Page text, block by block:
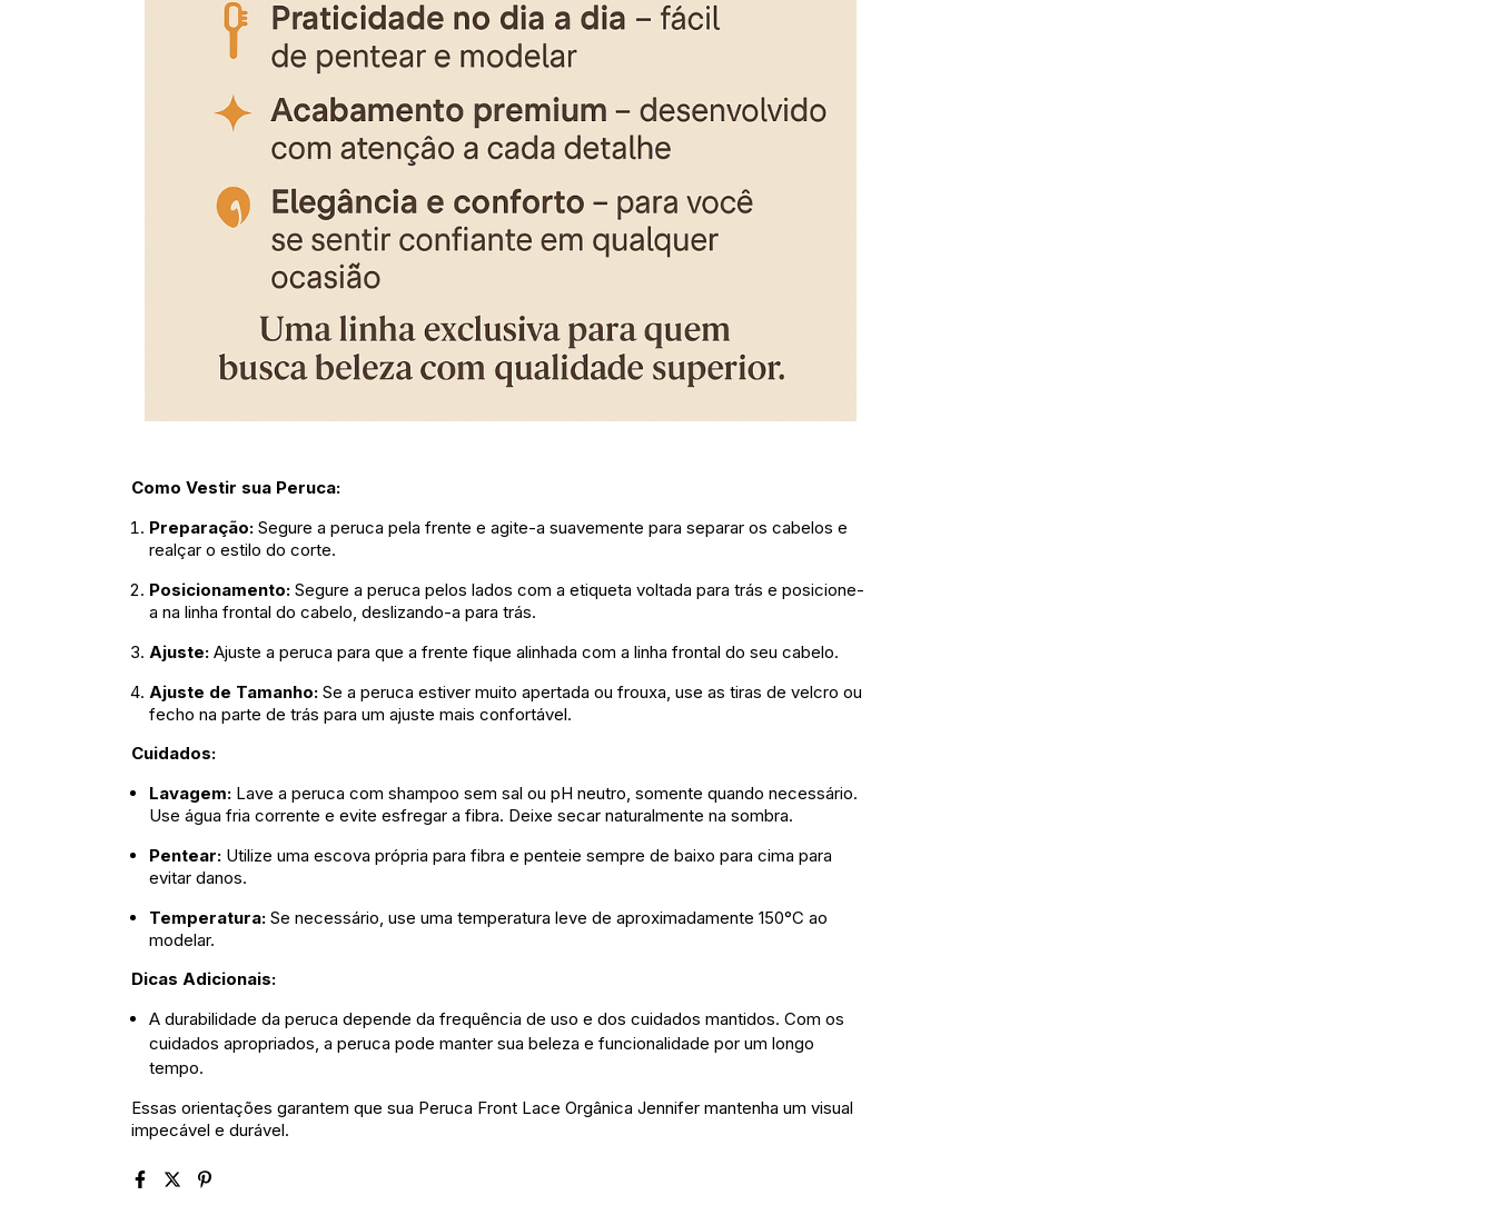
Como Vestir sua Peruca:
Preparação: Segure a peruca pela frente e agite-a suavemente para separar os cabelos e
realçar o estilo do corte.
Posicionamento: Segure a peruca pelos lados com a etiqueta voltada para trás e posicione-
a na linha frontal do cabelo, deslizando-a para trás.
Ajuste: Ajuste a peruca para que a frente fique alinhada com a linha frontal do seu cabelo.
Ajuste de Tamanho: Se a peruca estiver muito apertada ou frouxa, use as tiras de velcro ou
fecho na parte de trás para um ajuste mais confortável.
Cuidados:
Lavagem: Lave a peruca com shampoo sem sal ou pH neutro, somente quando necessário.
Use água fria corrente e evite esfregar a fibra. Deixe secar naturalmente na sombra.
Pentear: Utilize uma escova própria para fibra e penteie sempre de baixo para cima para
evitar danos.
Temperatura: Se necessário, use uma temperatura leve de aproximadamente 150°C ao
modelar.
Dicas Adicionais:
A durabilidade da peruca depende da frequência de uso e dos cuidados mantidos. Com os
cuidados apropriados, a peruca pode manter sua beleza e funcionalidade por um longo
tempo.
Essas orientações garantem que sua Peruca Front Lace Orgânica Jennifer mantenha um visual
impecável e durável.